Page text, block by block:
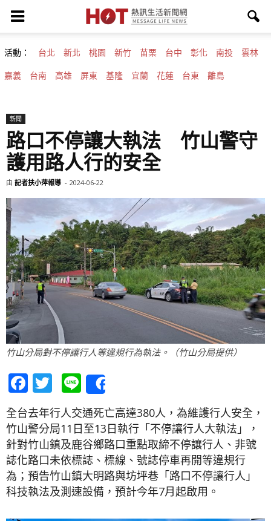
活動： 台北 新北 桃園 新竹 苗栗 台中 彰化 南投 雲林
嘉義 台南 高雄 屏東 基隆 宜蘭 花蓮 台東 離島
新聞
路口不停讓大執法 竹山警守
護用路人行的安全
由 記者扶小萍報導 - 2024-06-22
竹山分局對不停讓行人等違規行為執法。（竹山分局提供）
Facebook
Twitter
Line
全台去年行人交通死亡高達380人，為維護行人安全，
竹山警分局11日至13日執行「不停讓行人大執法」，
針對竹山鎮及鹿谷鄉路口重點取締不停讓行人、非號
誌化路口未依標誌、標線、號誌停車再開等違規行
為；預告竹山鎮大明路與坊坪巷「路口不停讓行人」
科技執法及測速設備，預計今年7月起啟用。